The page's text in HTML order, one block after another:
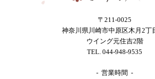
〒211-0025
神奈川県川崎市中原区木月2丁
ウイング元住吉2階
TEL. 044-948-9535
- 営業時間 -